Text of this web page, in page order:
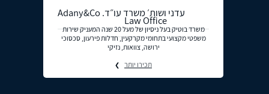
עדני ושות׳ משרד עו״ד. Adany&Co
Law Office
משרד בוטיק בעל ניסיון של מעל 20 שנה המעניק שירות
משפטי מקצועי בתחומי מקרקעין, חדלות פירעון, סכסוכי
ירושה, צוואות, נזיקי
תכירו יותר